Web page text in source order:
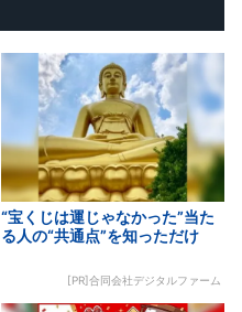
“宝くじは運じゃなかった”当た
る人の“共通点”を知っただけ
[PR]合同会社デジタルファーム